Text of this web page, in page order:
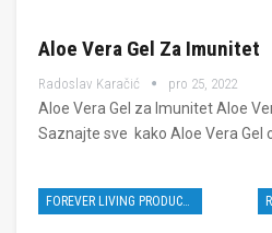
Aloe Vera Gel Za Imunitet
Radoslav Karačić pro 25, 2022
Aloe Vera Gel za Imunitet Aloe
Saznajte sve kako Aloe Vera Gel
FOREVER LIVING PRODUCTS